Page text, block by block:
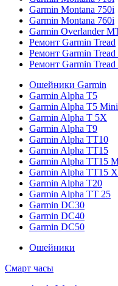
Garmin Montana 750i
Garmin Montana 760i
Garmin Overlander
Ремонт Garmin Tread
Ремонт Garmin
Ремонт Garmin Tread
Ошейники Garmin
Garmin Alpha T5
Garmin Alpha T5 Mini
Garmin Alpha T 5X
Garmin Alpha T9
Garmin Alpha TT10
Garmin Alpha TT15
Garmin Alpha TT15
Garmin Alpha TT15 X
Garmin Alpha T20
Garmin Alpha TT 25
Garmin DC30
Garmin DC40
Garmin DC50
Ошейники
Смарт часы